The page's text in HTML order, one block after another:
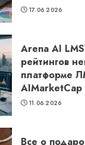
17.06.2026
Arena AI
рейтингов
платформе
AIMarketCap
11.06.2026
Все о